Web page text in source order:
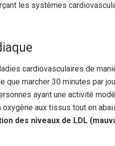
les systèmes
cardiovasculaires de
que marcher 30 minutes par
ayant une activité
oxygène aux tissus tout en
des niveaux de LDL